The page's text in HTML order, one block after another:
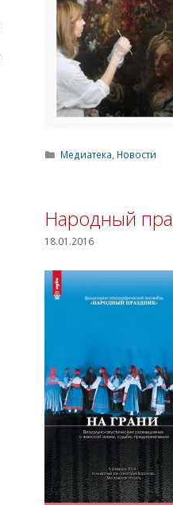
Рубрики
Медиатека Новости
Народный
18.01.2016